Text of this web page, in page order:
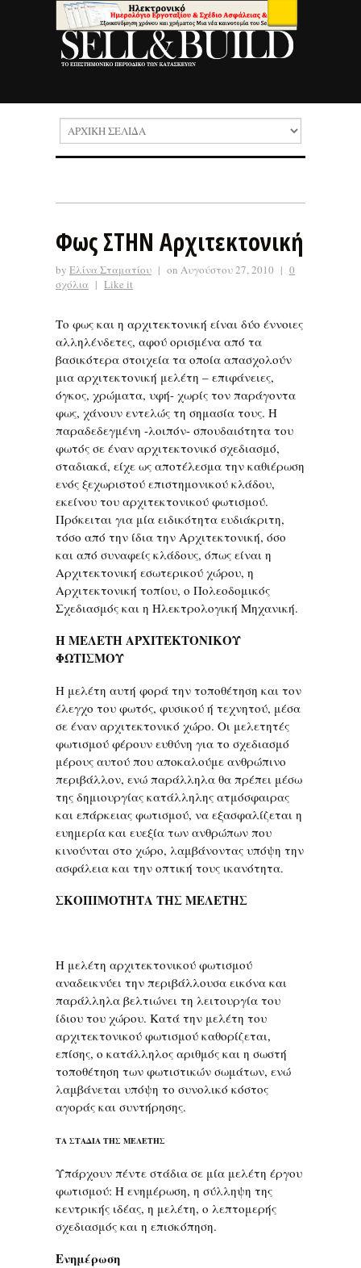
Φως ΣΤΗΝ Αρχιτεκτονική
by Ελίνα Σταματίου | on Αυγούστου 27, 2010 | 0
σχόλια | Like it
Το φως και η αρχιτεκτονική είναι δύο έννοιες
αλληλένδετες, αφού ορισμένα από τα
βασικότερα στοιχεία τα οποία απασχολούν
μια αρχιτεκτονική μελέτη – επιφάνειες,
όγκος, χρώματα, υφή- χωρίς τον παράγοντα
φως, χάνουν εντελώς τη σημασία τους. Η
παραδεδεγμένη -λοιπόν- σπουδαιότητα του
φωτός σε έναν αρχιτεκτονικό σχεδιασμό,
σταδιακά, είχε ως αποτέλεσμα την καθιέρωση
ενός ξεχωριστού επιστημονικού κλάδου,
εκείνου του αρχιτεκτονικού φωτισμού.
Πρόκειται για μία ειδικότητα ευδιάκριτη,
τόσο από την ίδια την Αρχιτεκτονική, όσο
και από συναφείς κλάδους, όπως είναι η
Αρχιτεκτονική εσωτερικού χώρου, η
Αρχιτεκτονική τοπίου, ο Πολεοδομικός
Σχεδιασμός και η Ηλεκτρολογική Μηχανική.
Η ΜΕΛΕΤΗ ΑΡΧΙΤΕΚΤΟΝΙΚΟΥ
ΦΩΤΙΣΜΟΥ
Η μελέτη αυτή φορά την τοποθέτηση και τον
έλεγχο του φωτός, φυσικού ή τεχνητού, μέσα
σε έναν αρχιτεκτονικό χώρο. Οι μελετητές
φωτισμού φέρουν ευθύνη για το σχεδιασμό
μέρους αυτού που αποκαλούμε ανθρώπινο
περιβάλλον, ενώ παράλληλα θα πρέπει μέσω
της δημιουργίας κατάλληλης ατμόσφαιρας
και επάρκειας φωτισμού, να εξασφαλίζεται η
ευημερία και ευεξία των ανθρώπων που
κινούνται στο χώρο, λαμβάνοντας υπόψη την
ασφάλεια και την οπτική τους ικανότητα.
ΣΚΟΠΙΜΟΤΗΤΑ ΤΗΣ ΜΕΛΕΤΗΣ
Η μελέτη αρχιτεκτονικού φωτισμού
αναδεικνύει την περιβάλλουσα εικόνα και
παράλληλα βελτιώνει τη λειτουργία του
ίδιου του χώρου. Κατά την μελέτη του
αρχιτεκτονικού φωτισμού καθορίζεται,
επίσης, ο κατάλληλος αριθμός και η σωστή
τοποθέτηση των φωτιστικών σωμάτων, ενώ
λαμβάνεται υπόψη το συνολικό κόστος
αγοράς και συντήρησης.
ΤΑ ΣΤΑΔΙΑ ΤΗΣ ΜΕΛΕΤΗΣ
Υπάρχουν πέντε στάδια σε μία μελέτη έργου
φωτισμού: Η ενημέρωση, η σύλληψη της
κεντρικής ιδέας, η μελέτη, ο λεπτομερής
σχεδιασμός και η επισκόπηση.
Ενημέρωση